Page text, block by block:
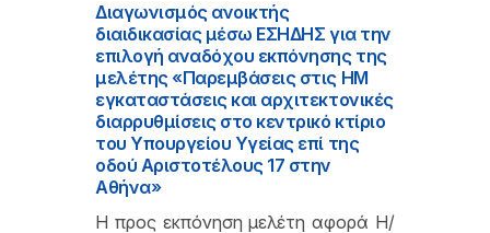
Διαγωνισμός ανοικτής
διαιδικασίας μέσω ΕΣΗΔΗΣ για την
επιλογή αναδόχου εκπόνησης της
μελέτης «Παρεμβάσεις στις ΗΜ
εγκαταστάσεις και αρχιτεκτονικές
διαρρυθμίσεις στο κεντρικό κτίριο
του Υπουργείου Υγείας επί της
οδού Αριστοτέλους 17 στην
Αθήνα»
Η προς εκπόνηση μελέτη αφορά Η/